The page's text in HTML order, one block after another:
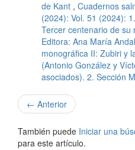
de Kant , Cuadernos
(2024): Vol. 51 (2024):
Tercer centenario de su
Editora: Ana María
monográfica II: Zubiri y
(Antonio González y
asociados). 2. Sección
← Anterior
También puede Iniciar una
para este artículo.